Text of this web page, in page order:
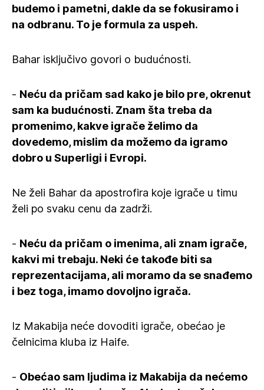
budemo i pametni, dakle da se fokusiramo i
na odbranu. To je formula za uspeh.
Bahar isključivo govori o budućnosti.
- Neću da pričam sad kako je bilo pre, okrenut
sam ka budućnosti. Znam šta treba da
promenimo, kakve igrače želimo da
dovedemo, mislim da možemo da igramo
dobro u Superligi i Evropi.
Ne želi Bahar da apostrofira koje igrače u timu
želi po svaku cenu da zadrži.
- Neću da pričam o imenima, ali znam igrače,
kakvi mi trebaju. Neki će takođe biti sa
reprezentacijama, ali moramo da se snađemo
i bez toga, imamo dovoljno igrača.
Iz Makabija neće dovoditi igrače, obećao je
čelnicima kluba iz Haife.
- Obećao sam ljudima iz Makabija da nećemo